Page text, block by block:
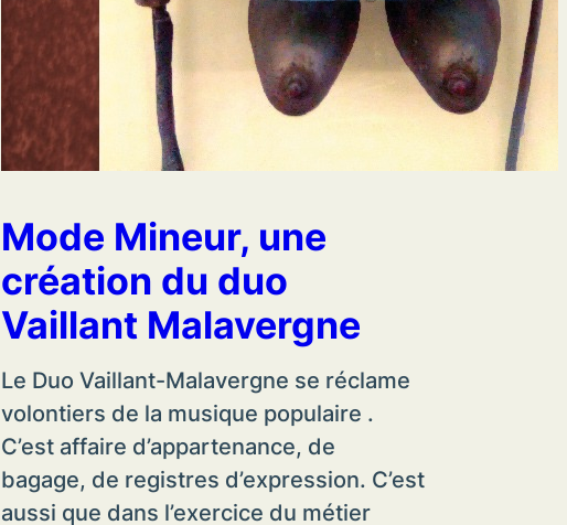
Mode Mineur, une
création du duo
Vaillant Malavergne
Le Duo Vaillant-Malavergne se réclame
volontiers de la musique populaire .
C’est affaire d’appartenance, de
bagage, de registres d’expression. C’est
aussi que dans l’exercice du métier